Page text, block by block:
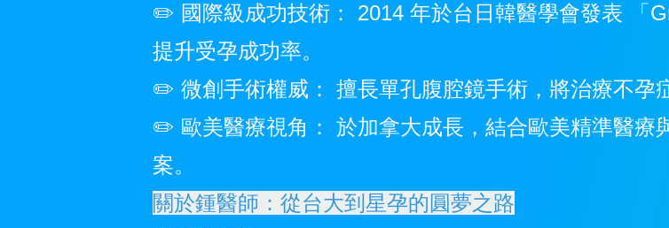
✏️ 國際級成功技術： 2014 年於台日韓醫學會發表 「
提升受孕成功率。
✏️ 微創手術權威： 擅長單孔腹腔鏡手術，將治療不孕
✏️ 歐美醫療視角： 於加拿大成長，結合歐美精準醫療
案。
關於鍾醫師：從台大到星孕的圓夢之路